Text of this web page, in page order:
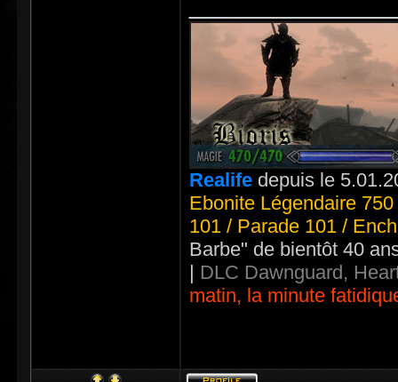
Realife depuis le
Ebonite Légendaire
101 / Parade 101 /
Barbe" de bientôt 40
| DLC Dawnguard,
matin, la minute